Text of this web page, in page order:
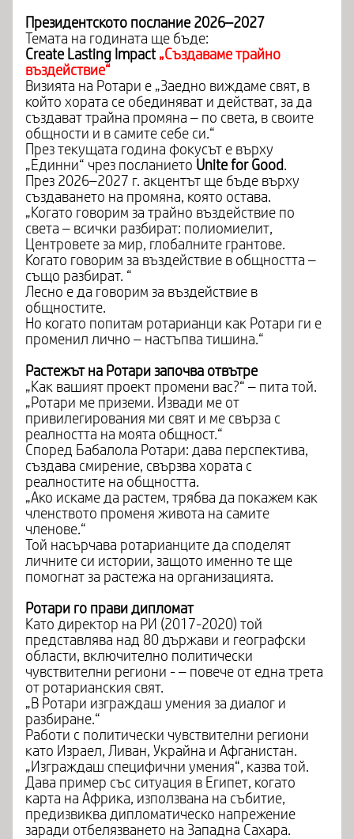
Президентското послание 2026–2027
Темата на годината ще бъде:
Create Lasting Impact „Създаваме трайно
въздействие“
Визията на Ротари е „Заедно виждаме свят, в
който хората се обединяват и действат, за да
създават трайна промяна – по света, в своите
общности и в самите себе си.“
През текущата година фокусът е върху
„Единни“ чрез посланието Unite for Good.
През 2026–2027 г. акцентът ще бъде върху
създаването на промяна, която остава.
„Когато говорим за трайно въздействие по
света – всички разбират: полиомиелит,
Центровете за мир, глобалните грантове.
Когато говорим за въздействие в общността –
също разбират. “
Лесно е да говорим за въздействие в
общностите.
Но когато попитам ротарианци как Ротари ги е
променил лично – настъпва тишина.“
Растежът на Ротари започва отвътре
„Как вашият проект промени вас?“ – пита той.
„Ротари ме приземи. Извади ме от
привилегирования ми свят и ме свърза с
реалността на моята общност.“
Според Бабалола Ротари: дава перспектива,
създава смирение, свързва хората с
реалностите на общността.
„Ако искаме да растем, трябва да покажем как
членството променя живота на самите
членове.“
Той насърчава ротарианците да споделят
личните си истории, защото именно те ще
помогнат за растежа на организацията.
Ротари го прави дипломат
Като директор на РИ (2017-2020) той
представлява над 80 държави и географски
области, включително политически
чувствителни региони - – повече от една трета
от ротарианския свят.
„В Ротари изграждаш умения за диалог и
разбиране.“
Работи с политически чувствителни региони
като Израел, Ливан, Украйна и Афганистан.
„Изграждаш специфични умения“, казва той.
Дава пример със ситуация в Египет, когато
карта на Африка, използвана на събитие,
предизвиква дипломатическо напрежение
заради отбелязването на Западна Сахара.